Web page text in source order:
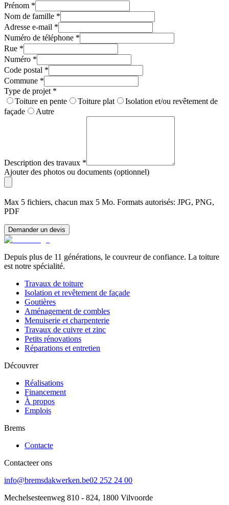
Prénom *
Nom de famille *
Adresse e-mail *
Numéro de téléphone *
Rue *
Numéro *
Code postal *
Commune *
Type de projet *
Toiture en pente
Toiture plat
Isolation et/ou revêtement de
façade
Autre
Description des travaux *
Ajouter des photos ou documents (optionnel)
Max 5 fichiers, chacun max 5 Mo. Formats autorisés: JPG, PNG,
PDF
Demander un devis
Depuis plus de 11 générations, le couvreur de confiance. La toiture
est notre spécialité.
Travaux de toiture
Isolation et revêtement de façade
Goutières
Aménagement de combles
Menuiserie et charpenterie
Travaux de cuivre et zinc
Petits rénovations
Réparations et entretien
Découvrer
Réalisations
Financement
À propos
Emplois
Brems
Contacte
Contacteer ons
info@bremsdakwerken.be02 252 24 00
Mechelsesteenweg 810 - 824, 1800 Vilvoorde